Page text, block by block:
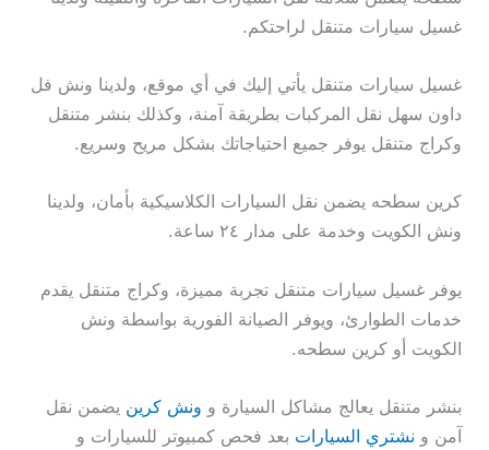
غسيل سيارات متنقل لراحتكم.
غسيل سيارات متنقل يأتي إليك في أي موقع، ولدينا ونش فل
داون سهل نقل المركبات بطريقة آمنة، وكذلك بنشر متنقل
وكراج متنقل يوفر جميع احتياجاتك بشكل مريح وسريع.
كرين سطحه يضمن نقل السيارات الكلاسيكية بأمان، ولدينا
ونش الكويت وخدمة على مدار ٢٤ ساعة.
يوفر غسيل سيارات متنقل تجربة مميزة، وكراج متنقل يقدم
خدمات الطوارئ، ويوفر الصيانة الفورية بواسطة ونش
الكويت أو كرين سطحه.
بنشر متنقل يعالج مشاكل السيارة و ونش كرين يضمن نقل
آمن و نشتري السيارات بعد فحص كمبيوتر للسيارات و